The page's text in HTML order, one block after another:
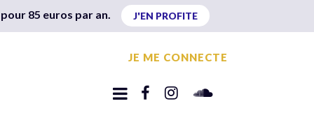
85 euros par an. J'EN PROFITE
JE ME CONNECTE